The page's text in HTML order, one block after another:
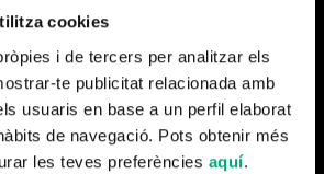
cookies
i de tercers per analitzar els
te publicitat relacionada amb
usuaris en base a un perfil elaborat
de navegació. Pots obtenir més
les teves preferències aquí.
(The woman of the 600)